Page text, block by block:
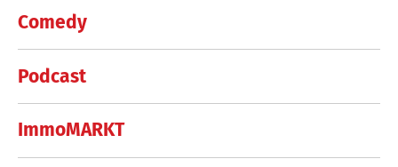
Comedy
Podcast
ImmoMARKT